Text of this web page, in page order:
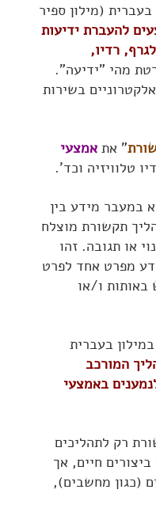
בעברית (מילון ספיר
להעברת ידיעות
רדיו,
מהי "ידיעה".
בשירות
" את אמצעי
טלוויזיה וכד'.
במעבר מידע בין
תקשורת מוצלח
או תגובה. זהו
מפרט אחד לפרט
באותות ו/או
בעברית
המורכב
באמצעי
רק לתהליכים
חיים, אך
(כגון מחשבים),